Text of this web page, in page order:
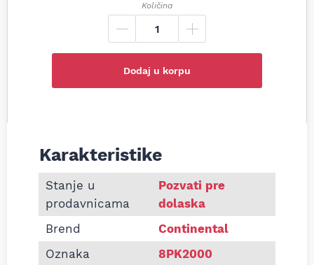
Količina
Dodaj u korpu
Informacije o Pk kaiš Continental 8PK2000
Karakteristike
Stanje u
prodavnicama
Pozvati pre
dolaska
Brend
Continental
Oznaka
8PK2000